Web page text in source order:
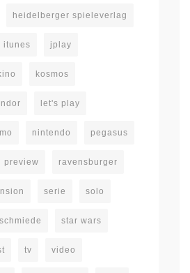
heidelberger spieleverlag
itunes jplay
kosmos
let's play
nintendo pegasus
preview ravensburger
serie solo
star wars
tv video